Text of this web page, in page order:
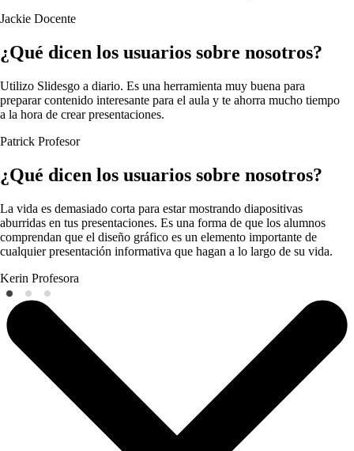
Jackie Docente
¿Qué dicen los usuarios sobre nosotros?
Utilizo Slidesgo a diario. Es una herramienta muy buena para
preparar contenido interesante para el aula y te ahorra mucho tiempo
a la hora de crear presentaciones.
Patrick Profesor
¿Qué dicen los usuarios sobre nosotros?
La vida es demasiado corta para estar mostrando diapositivas
aburridas en tus presentaciones. Es una forma de que los alumnos
comprendan que el diseño gráfico es un elemento importante de
cualquier presentación informativa que hagan a lo largo de su vida.
Kerin Profesora